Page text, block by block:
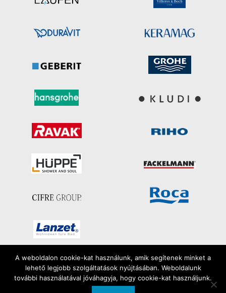
Minden jog fenntartva
2026 | FiloSzaniter
A weboldalon cookie-kat használunk, amik segítenek minket a
lehető legjobb szolgáltatások nyújtásában. Weboldalunk
további használatával jóváhagyja, hogy cookie-kat használjunk.